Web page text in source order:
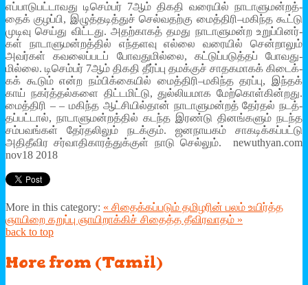
எப்­பா­டு­பட்­டா­வது டிசெம்­பர் 7ஆம் திகதி வரை­யில் நாடா­ளு­மன்­றத்­
தைக் குழப்பி, இழுத்­த­டித்­துச் செல்­வ­தற்கு மைத்­திரி–மகிந்த கூட்டு
முடிவு செய்து விட்­டது. அதற்­காகத் தமது நாடா­ளு­மன்ற உறுப்­பி­னர்­
கள் நாடா­ளு­மன்­றத்­தில் எந்­த­ளவு எல்லை வரை­யில் சென்­றா­லும்
அவர்­கள் கவ­லைப்­ப­டப் போவ­து­மில்லை, கட்­டுப்­ப­டுத்­தப் போவ­து­
மில்லை. டிசெம்­பர் 7ஆம் திகதி தீர்ப்பு தமக்­குச் சாத­க­மா­கக் கிடைக்­
கக் கூடும் என்ற நம்­பிக்­கை­யில் மைத்­திரி–மகிந்த தரப்பு, இந்­தக்
காய் நகர்த்­தல்­களை திட்­ட­மிட்டு, துல்­லி­ய­மாக மேற்­கொள்­கின்­றது.
மைத்­திரி – – மகிந்த ஆட்­சி­யில்­தான் நாடா­ளு­மன்­றத் தேர்­தல் நடத்­
தப்­பட்­டால், நாடா­ளு­மன்­றத்­தில் கடந்த இரண்டு தினங்­க­ளும் நடந்த
சம்­ப­வங்­கள் தேர்­த­லி­லும் நடக்­கும். ஜன­நா­ய­கம் சாக­டிக்­கப்­பட்டு
அதி­தீ­விர சர்­வா­தி­கா­ரத்­துக்­குள் நாடு செல்­லும். newuthyan.com
nov18 2018
More in this category: « சிதைக்கப்படும் தமிழரின் பலம் உயிர்த்த
ஞாயிறை கறுப்பு ஞாயிறாக்கிச் சிதைத்த தீவிரவாதம் »
back to top
More from (Tamil)